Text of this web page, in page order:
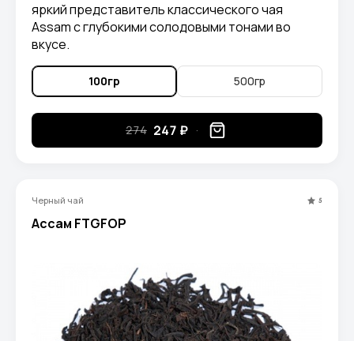
яркий представитель классического чая
Assam с глубокими солодовыми тонами во
вкусе.
100гр 500гр
274 247 ₽
Черный чай 5
Ассам FTGFOP